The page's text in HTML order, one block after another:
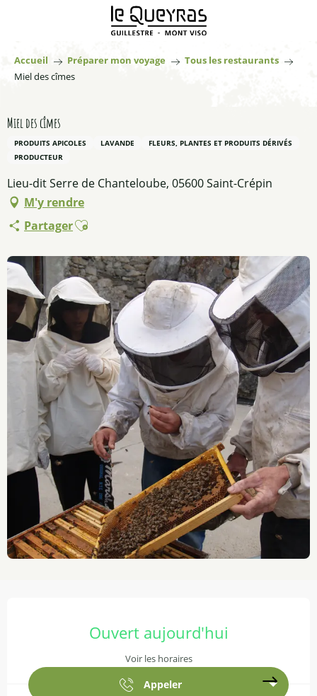
principal
Accueil Préparer mon voyage
Tous les restaurants
Miel des cîmes
Miel des cîmes
PRODUITS APICOLES LAVANDE
FLEURS, PLANTES ET PRODUITS DÉRIVÉS
PRODUCTEUR
Lieu-dit Serre de Chanteloube, 05600 Saint-Crépin
M'y rendre
PartagerAjouter aux favoris
Ouvert aujourd'hui
Voir les horaires
Appeler